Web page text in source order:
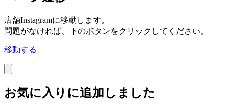
店舗Instagramに移動します。
問題がなければ、下のボタンをクリックしてください。
移動する
お気に入りに追加しました